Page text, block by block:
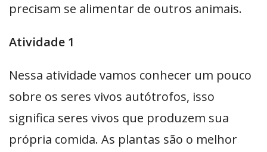
precisam se alimentar de outros animais.
Atividade 1
Nessa atividade vamos conhecer um pouco
sobre os seres vivos autótrofos, isso
significa seres vivos que produzem sua
própria comida. As plantas são o melhor